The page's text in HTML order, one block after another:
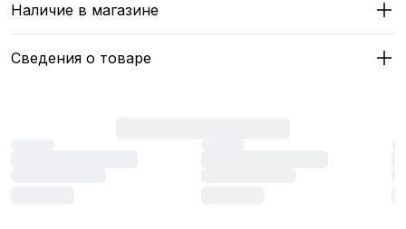
Наличие в магазине
Сведения о товаре